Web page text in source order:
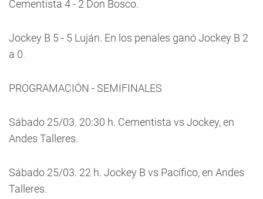
Cementista 4 - 2 Don Bosco.
Jockey B 5 - 5 Luján. En los penales ganó Jockey B 2
a 0.
PROGRAMACIÓN - SEMIFINALES
Sábado 25/03. 20:30 h. Cementista vs Jockey, en
Andes Talleres.
Sábado 25/03. 22 h. Jockey B vs Pacífico, en Andes
Talleres.